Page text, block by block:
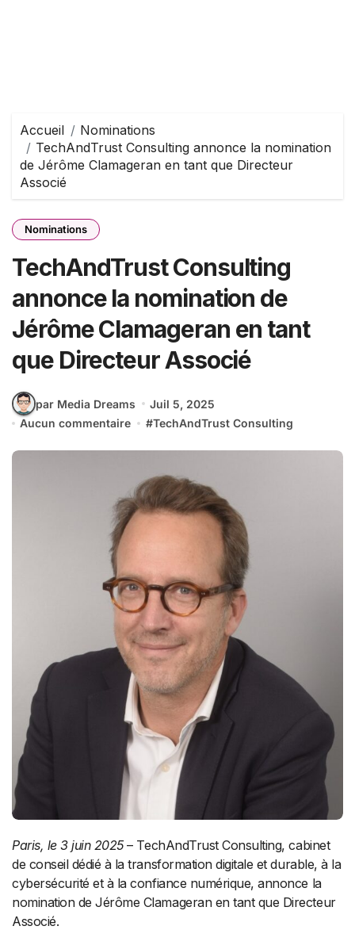
Accueil
Nominations
TechAndTrust Consulting annonce la nomination
de Jérôme Clamageran en tant que Directeur
Associé
Nominations
TechAndTrust Consulting
annonce la nomination de
Jérôme Clamageran en tant
que Directeur Associé
par Media Dreams
Juil 5, 2025
Aucun commentaire
#TechAndTrust Consulting
Paris, le 3 juin 2025– TechAndTrust Consulting, cabinet
de conseil dédié à la transformation digitale et durable, à la
cybersécurité et à la confiance numérique, annonce la
nomination de Jérôme Clamageran en tant que Directeur
Associé.